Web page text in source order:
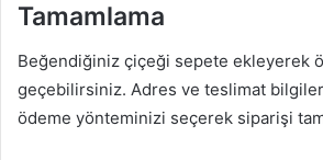
Tamamlama
Beğendiğiniz çiçeği sepete ekleyerek
geçebilirsiniz. Adres ve teslimat
ödeme yönteminizi seçerek siparişi